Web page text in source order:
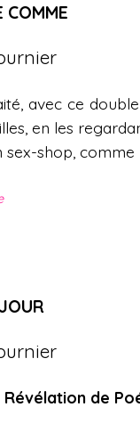
COMME
avec ce
en les
sex-shop, comme
Révélation de